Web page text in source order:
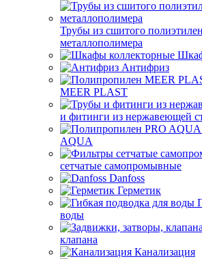
Трубы из сшитого
металлополимера
Антифриз
MEER PLAST
и фитинги из нержавеющей
AQUA
сетчатые самопромывные
Danfoss
Герметик
воды
клапана
Канализация